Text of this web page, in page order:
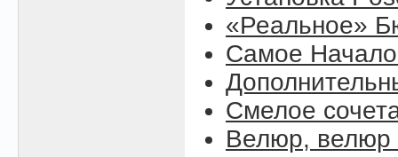
«Реальное»
Самое
Смелое
Велюр, велюр